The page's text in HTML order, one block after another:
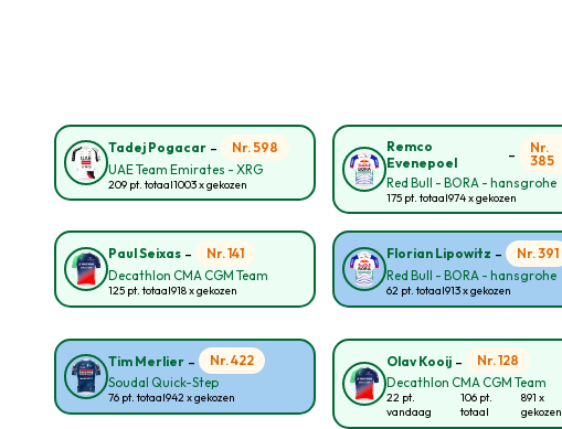
Tadej Pogacar -
Nr. 598
UAE Team Emirates - XRG
209 pt. totaal1003 x gekozen
Remco
Evenepoel
-
Nr.
385
Red Bull - BORA - hansgrohe
175 pt. totaal974 x gekozen
Paul Seixas -
Nr. 141
Decathlon CMA CGM Team
125 pt. totaal918 x gekozen
Florian Lipowitz -
Nr. 391
Red Bull - BORA - hansgrohe
62 pt. totaal913 x gekozen
Tim Merlier -
Nr. 422
Soudal Quick-Step
76 pt. totaal942 x gekozen
Olav Kooij -
Nr. 128
Decathlon CMA CGM Team
22 pt.
vandaag
106 pt.
totaal
891 x
gekozen